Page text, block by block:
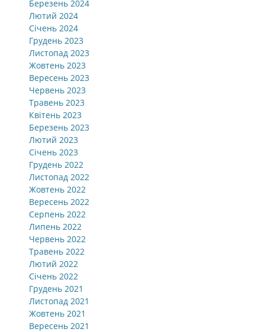
Березень 2024
Лютий 2024
Січень 2024
Грудень 2023
Листопад 2023
Жовтень 2023
Вересень 2023
Червень 2023
Травень 2023
Квітень 2023
Березень 2023
Лютий 2023
Січень 2023
Грудень 2022
Листопад 2022
Жовтень 2022
Вересень 2022
Серпень 2022
Липень 2022
Червень 2022
Травень 2022
Лютий 2022
Січень 2022
Грудень 2021
Листопад 2021
Жовтень 2021
Вересень 2021